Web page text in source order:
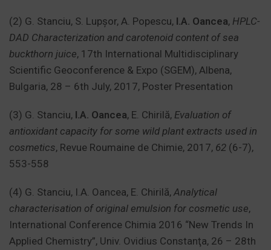
(2) G. Stanciu, S. Lupșor, A. Popescu, I.A. Oancea, HPLC-
DAD Characterization and carotenoid content of sea
buckthorn juice, 17th International Multidisciplinary
Scientific Geoconference & Expo (SGEM), Albena,
Bulgaria, 28 – 6th July, 2017, Poster Presentation
(3) G. Stanciu, I.A. Oancea, E. Chirilă, Evaluation of
antioxidant capacity for some wild plant extracts used in
cosmetics, Revue Roumaine de Chimie, 2017, 62 (6-7),
553-558
(4) G. Stanciu, I.A. Oancea, E. Chirilă, Analytical
characterisation of original emulsion for cosmetic use,
International Conference Chimia 2016 “New Trends In
Applied Chemistry”, Univ. Ovidius Constanţa, 26 – 28th